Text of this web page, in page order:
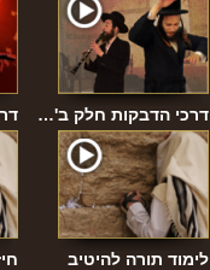
דרכי הדבקות חלק ב'…
לימוד תורה להיטיב